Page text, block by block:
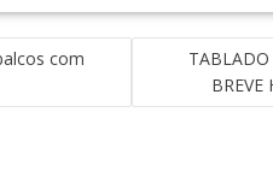
com
TABLADO
BREVE